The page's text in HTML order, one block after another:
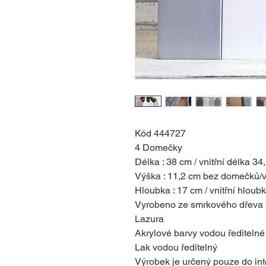
Kód 444727
4 Domečky
Délka : 38 cm / vnitřní délka
Výška : 11,2 cm bez domečků/
Hloubka : 17 cm / vnitřní
Vyrobeno ze smrkového dřeva
Lazura
Akrylové barvy vodou ředitelné
Lak vodou ředitelný
Výrobek je určený pouze do